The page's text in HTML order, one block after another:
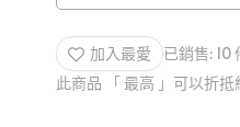
加入最愛
已銷售: 10
此商品 「 最高 」可以折抵